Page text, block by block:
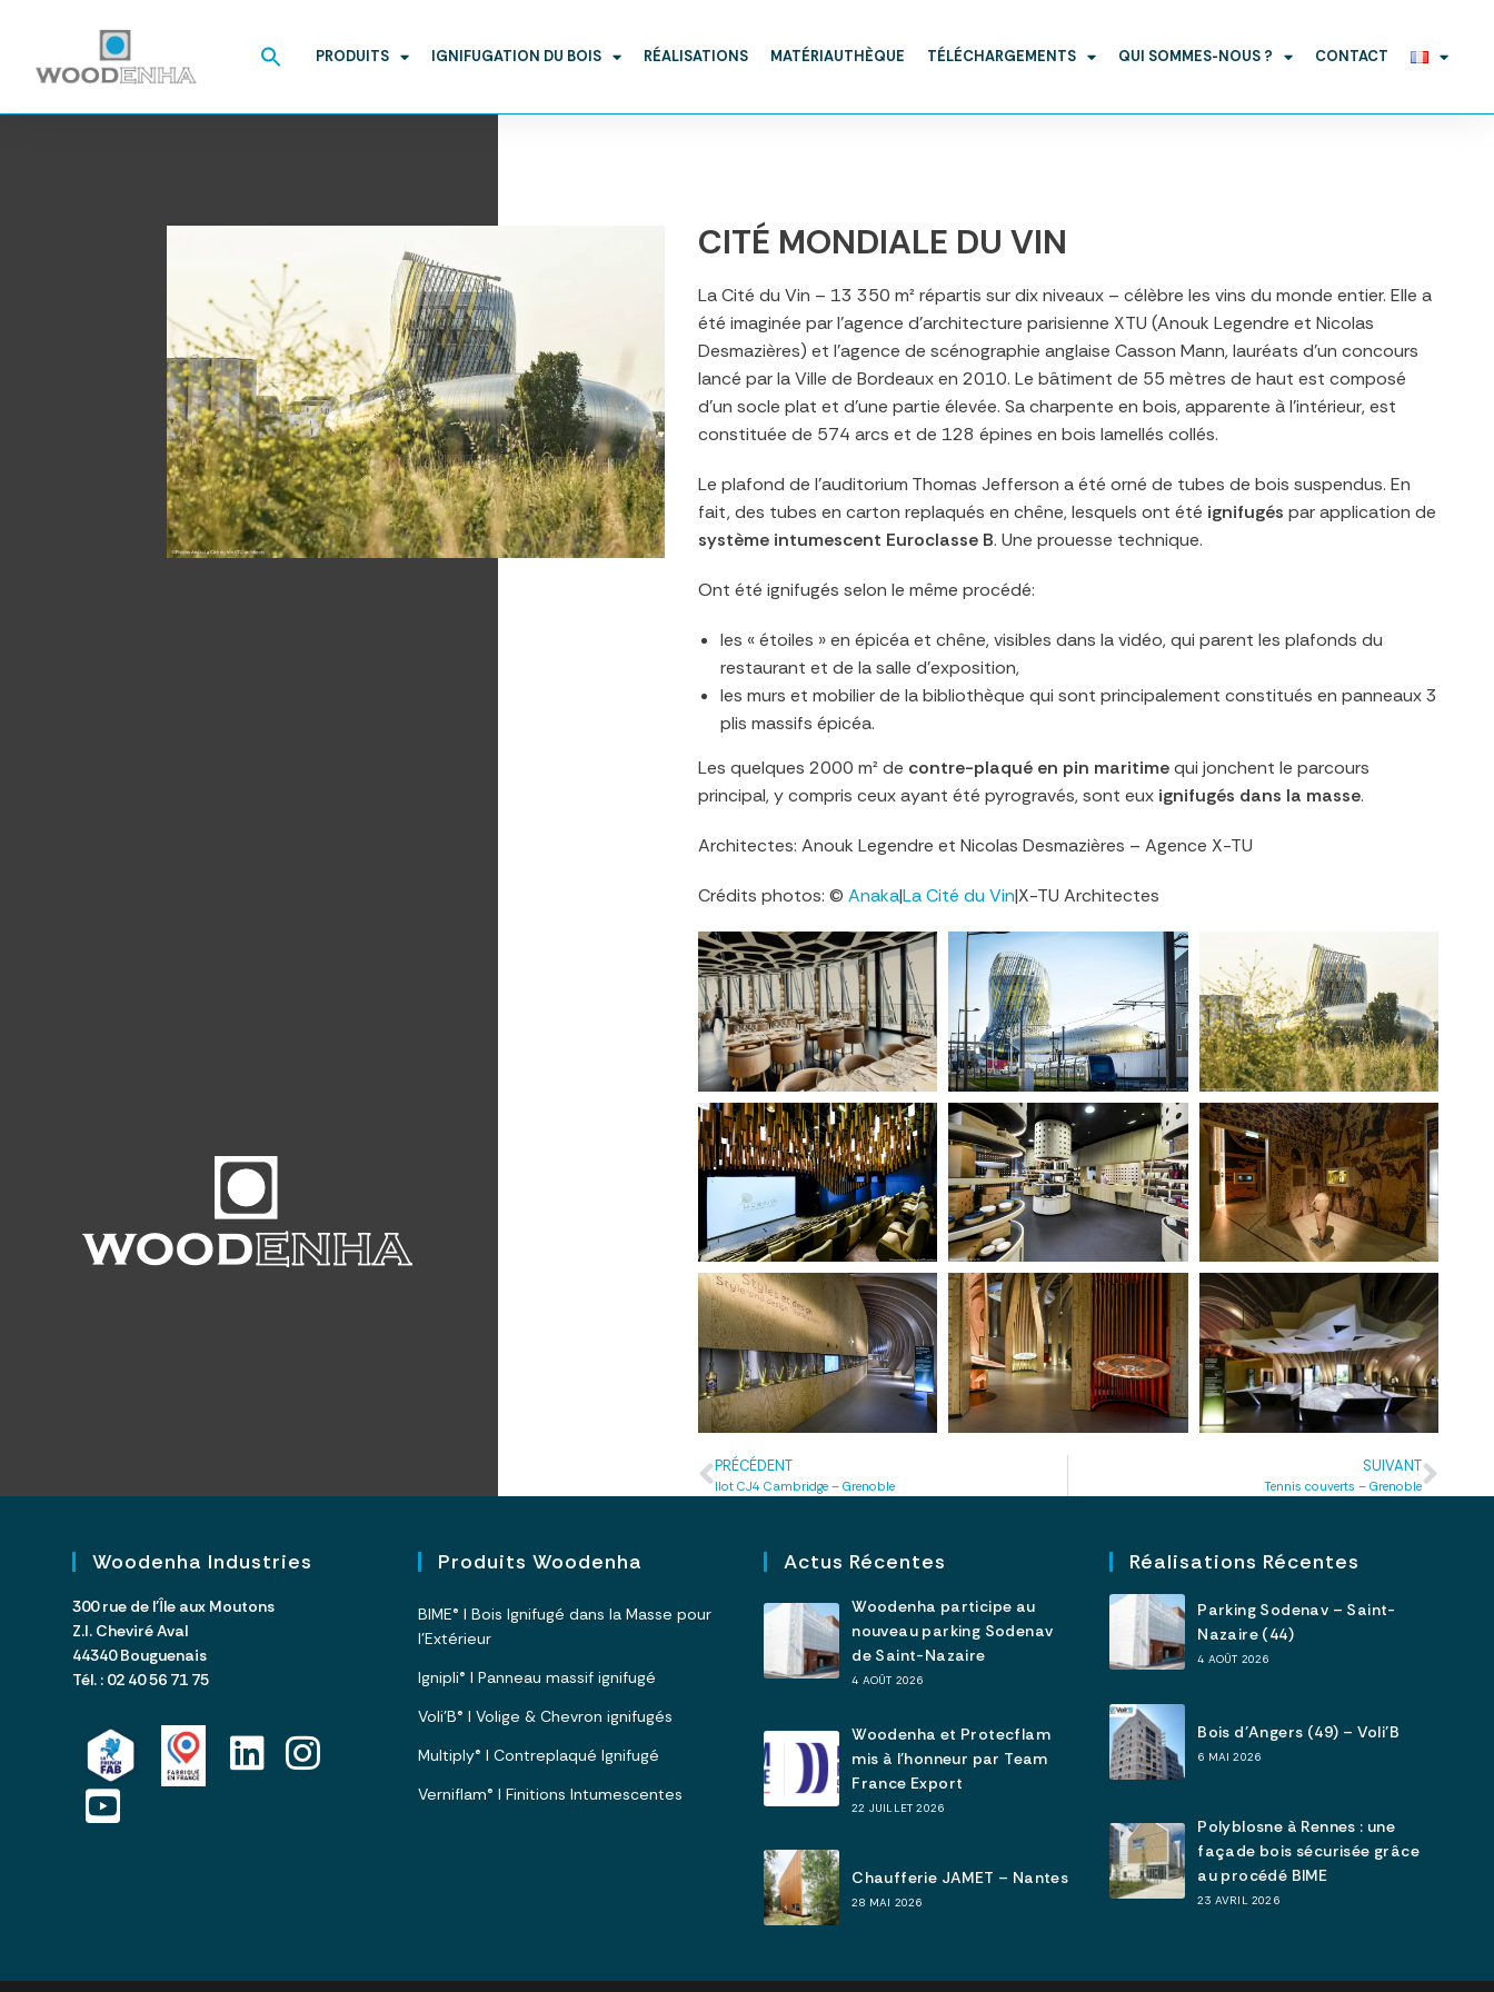
for: PRODUITS IGNIFUGATION DU BOIS RÉALISATIONS MATÉRIAUTHÈQUE TÉLÉCHARGEMENTS QUI SOMMES-NOUS ? CONTACT
CITÉ MONDIALE DU VIN
La Cité du Vin – 13 350 m² répartis sur dix niveaux – célèbre les vins du monde entier. Elle a
été imaginée par l’agence d’architecture parisienne XTU (Anouk Legendre et Nicolas
Desmazières) et l’agence de scénographie anglaise Casson Mann, lauréats d’un concours
lancé par la Ville de Bordeaux en 2010. Le bâtiment de 55 mètres de haut est composé
d’un socle plat et d’une partie élevée. Sa charpente en bois, apparente à l’intérieur, est
constituée de 574 arcs et de 128 épines en bois lamellés collés.
Le plafond de l’auditorium Thomas Jefferson a été orné de tubes de bois suspendus. En
fait, des tubes en carton replaqués en chêne, lesquels ont été ignifugés par application de
système intumescent Euroclasse B. Une prouesse technique.
Ont été ignifugés selon le même procédé:
les « étoiles » en épicéa et chêne, visibles dans la vidéo, qui parent les plafonds du
restaurant et de la salle d’exposition,
les murs et mobilier de la bibliothèque qui sont principalement constitués en panneaux 3
plis massifs épicéa.
Les quelques 2000 m² de contre-plaqué en pin maritimequi jonchent le parcours
principal, y compris ceux ayant été pyrogravés, sont euxignifugés dans la masse.
Architectes: Anouk Legendre et Nicolas Desmazières – Agence X-TU
Crédits photos: © Anaka|La Cité du Vin|X-TU Architectes
PRÉCÉDENT
Ilot CJ4 Cambridge – Grenoble
SUIVANT
Tennis couverts – Grenoble
Woodenha Industries
300 rue de l’Île aux Moutons
Z.I. Cheviré Aval
44340 Bouguenais
Tél. : 02 40 56 71 75
Produits Woodenha
BIME® I Bois Ignifugé dans la Masse pour
l’Extérieur
Ignipli® I Panneau massif ignifugé
Voli’B® I Volige & Chevron ignifugés
Multiply® I Contreplaqué Ignifugé
Verniflam® I Finitions Intumescentes
Actus Récentes
Woodenha participe au
nouveau parking Sodenav
de Saint-Nazaire
4 AOÛT 2026
Woodenha et Protecflam
mis à l’honneur par Team
France Export
22 JUILLET 2026
Chaufferie JAMET – Nantes
28 MAI 2026
Réalisations Récentes
Parking Sodenav – Saint-
Nazaire (44)
4 AOÛT 2026
Bois d’Angers (49) – Voli’B
6 MAI 2026
Polyblosne à Rennes : une
façade bois sécurisée grâce
au procédé BIME
23 AVRIL 2026